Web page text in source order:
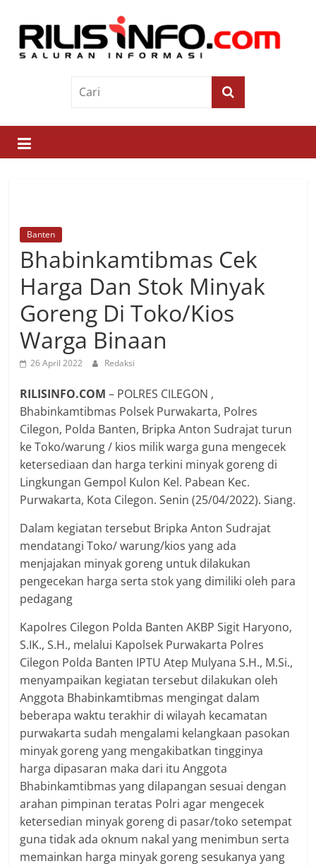
contentRilis
Saluran
Informasi
Banten
Bhabinkamtibmas Cek
Harga Dan Stok Minyak
Goreng Di Toko/Kios
Warga Binaan
26 April 2022 Redaksi
RILISINFO.COM – POLRES CILEGON ,
Bhabinkamtibmas Polsek Purwakarta, Polres
Cilegon, Polda Banten, Bripka Anton Sudrajat turun
ke Toko/warung / kios milik warga guna mengecek
ketersediaan dan harga terkini minyak goreng di
Lingkungan Gempol Kulon Kel. Pabean Kec.
Purwakarta, Kota Cilegon. Senin (25/04/2022). Siang.
Dalam kegiatan tersebut Bripka Anton Sudrajat
mendatangi Toko/ warung/kios yang ada
menjajakan minyak goreng untuk dilakukan
pengecekan harga serta stok yang dimiliki oleh para
pedagang
Kapolres Cilegon Polda Banten AKBP Sigit Haryono,
S.IK., S.H., melalui Kapolsek Purwakarta Polres
Cilegon Polda Banten IPTU Atep Mulyana S.H., M.Si.,
menyampaikan kegiatan tersebut dilakukan oleh
Anggota Bhabinkamtibmas mengingat dalam
beberapa waktu terakhir di wilayah kecamatan
purwakarta sudah mengalami kelangkaan pasokan
minyak goreng yang mengakibatkan tingginya
harga dipasaran maka dari itu Anggota
Bhabinkamtibmas yang dilapangan sesuai dengan
arahan pimpinan teratas Polri agar mengecek
ketersedian minyak goreng di pasar/toko setempat
guna tidak ada oknum nakal yang menimbun serta
memainkan harga minyak goreng sesukanya yang